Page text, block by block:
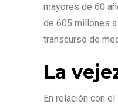
mayores de 60
de 605 millones
transcurso de
La
En relación con